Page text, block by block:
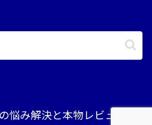
悩み解決と本物レビュー